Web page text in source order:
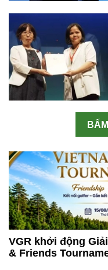
VGR khởi động
& Friends